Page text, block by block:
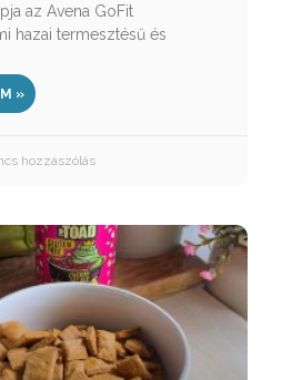
az Avena GoFit
hazai termesztésű és
»
hozzászólás